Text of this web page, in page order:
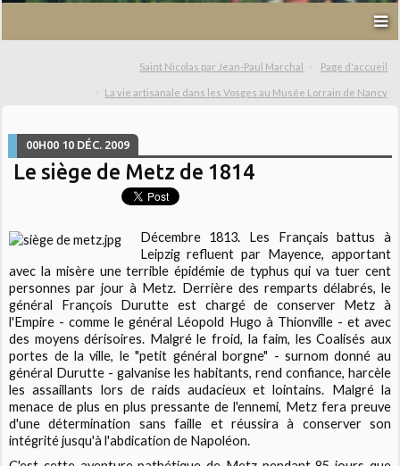
Saint Nicolas par Jean-Paul Marchal Page d'accueil
La vie artisanale dans les Vosges au Musée Lorrain de Nancy
00H00 10 DÉC. 2009
Le siège de Metz de 1814
Décembre 1813. Les Français battus à
Leipzig refluent par Mayence, apportant
avec la misère une terrible épidémie de typhus qui va tuer cent
personnes par jour à Metz. Derrière des remparts délabrés, le
général François Durutte est chargé de conserver Metz à
l'Empire - comme le général Léopold Hugo à Thionville - et avec
des moyens dérisoires. Malgré le froid, la faim, les Coalisés aux
portes de la ville, le "petit général borgne" - surnom donné au
général Durutte - galvanise les habitants, rend confiance, harcèle
les assaillants lors de raids audacieux et lointains. Malgré la
menace de plus en plus pressante de l'ennemi, Metz fera preuve
d'une détermination sans faille et réussira à conserver son
intégrité jusqu'à l'abdication de Napoléon.